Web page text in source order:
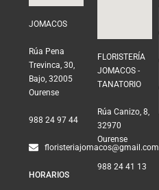
JOMACOS
Rúa Pena
Trevinca, 30,
Bajo, 32005
Ourense
988 24 97 44
floristeriajomacos@gmail.com
HORARIOS
FLORISTERÍA
JOMACOS -
TANATORIO
Rúa Canizo, 8,
32970
Ourense
988 24 41 13